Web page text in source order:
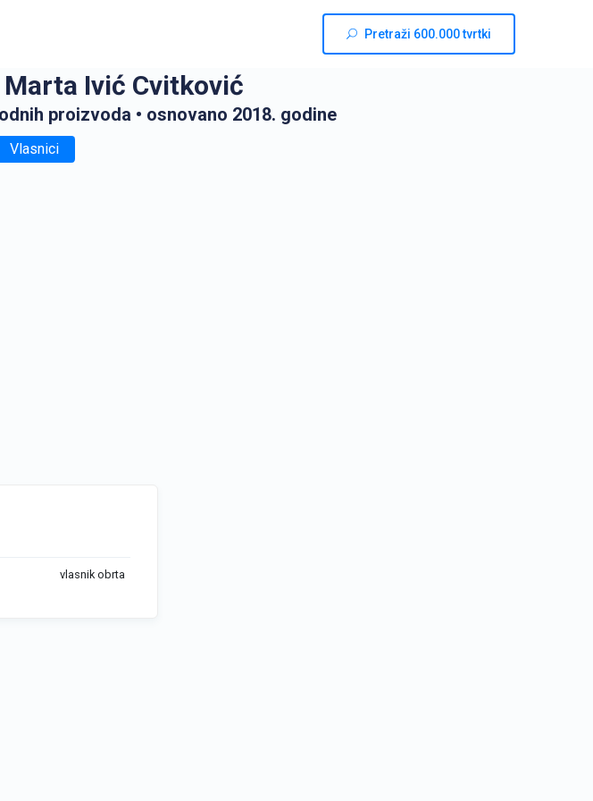
Pretraži 600.000 tvrtki
Ivić Cvitković
proizvoda • osnovano 2018. godine
Vlasnici
vlasnik obrta